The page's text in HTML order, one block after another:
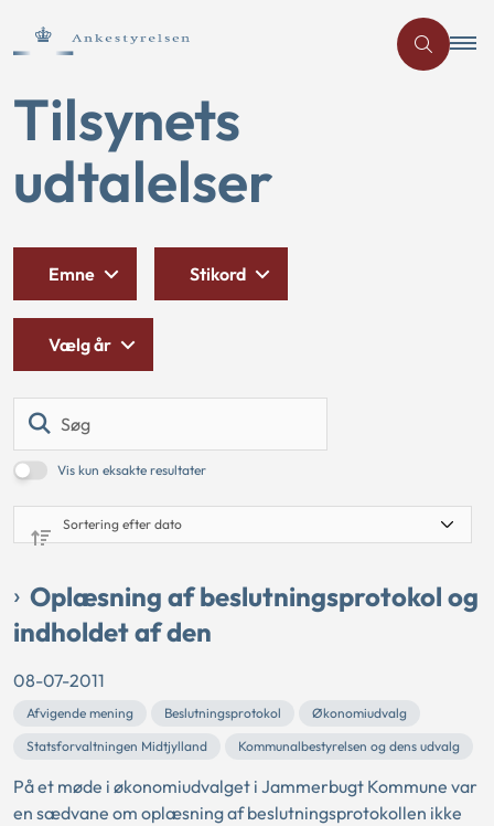
Tilsynets
udtalelser
Vis kun eksakte resultater
Emne Stikord
Vælg år
Oplæsning af beslutningsprotokol og
indholdet af den
08-07-2011
Afvigende mening Beslutningsprotokol
Økonomiudvalg
Statsforvaltningen Midtjylland
Kommunalbestyrelsen og dens udvalg
På et møde i økonomiudvalget i Jammerbugt Kommune var
en sædvane om oplæsning af beslutningsprotokollen ikke